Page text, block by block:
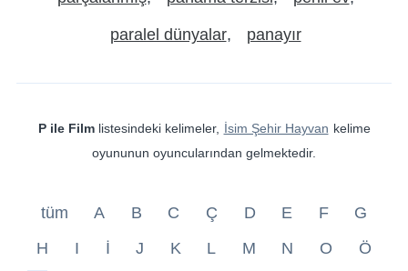
paralel dünyalar panayır
P ile Filmlistesindeki kelimeler, İsim Şehir Hayvan kelime
oyununun oyuncularından gelmektedir.
tüm A B C Ç D E F
G
H
I İ J K L M N O Ö